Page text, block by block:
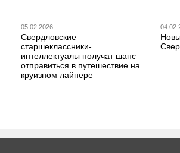
05.02.2026
Свердловские
старшеклассники-
интеллектуалы получат шанс
отправиться в путешествие на
круизном лайнере